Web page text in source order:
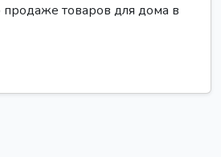
продаже товаров для дома в